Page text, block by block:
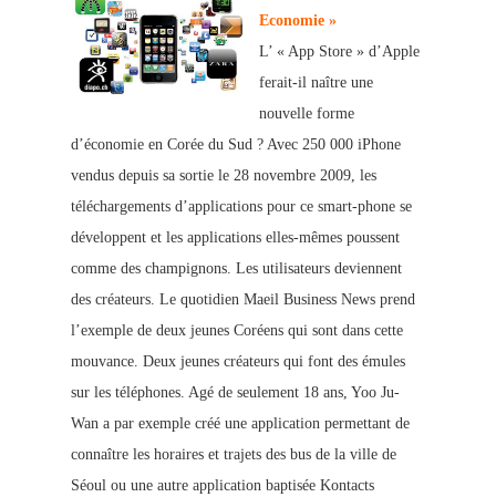
Economie »
L’ « App Store » d’Apple
ferait-il naître une
nouvelle forme
d’économie en Corée du Sud ? Avec 250 000 iPhone
vendus depuis sa sortie le 28 novembre 2009, les
téléchargements d’applications pour ce smart-phone se
développent et les applications elles-mêmes poussent
comme des champignons. Les utilisateurs deviennent
des créateurs. Le quotidien Maeil Business News prend
l’exemple de deux jeunes Coréens qui sont dans cette
mouvance. Deux jeunes créateurs qui font des émules
sur les téléphones. Agé de seulement 18 ans, Yoo Ju-
Wan a par exemple créé une application permettant de
connaître les horaires et trajets des bus de la ville de
Séoul ou une autre application baptisée Kontacts